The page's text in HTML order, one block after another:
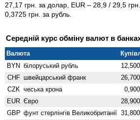
27,17 грн. за долар, EUR – 28,9 / 29,5
0,3725 грн. за рубль.
Середній курс обміну валют в
Валюта
BYN білоруський рубль
CHF швейцарський франк
CZK чеська крона
EUR Євро
GBP фунт стерлінгів Велико­британії